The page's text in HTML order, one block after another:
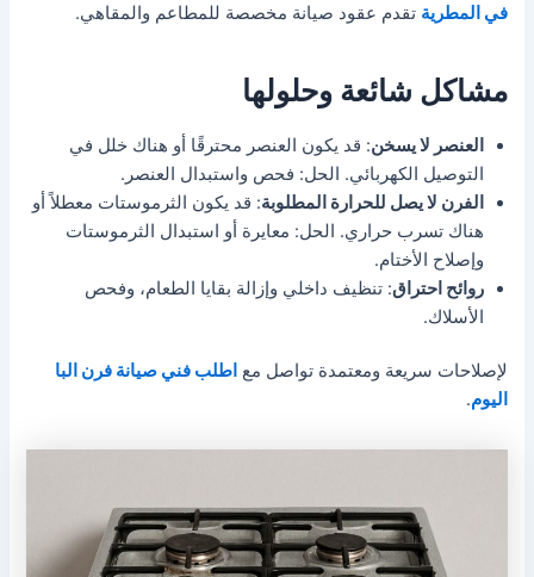
في المطرية تقدم عقود صيانة مخصصة للمطاعم والمقاهي.
مشاكل شائعة وحلولها
العنصر لا يسخن: قد يكون العنصر محترقًا أو هناك خلل في
التوصيل الكهربائي. الحل: فحص واستبدال العنصر.
الفرن لا يصل للحرارة المطلوبة: قد يكون الثرموستات معطلاً أو
هناك تسرب حراري. الحل: معايرة أو استبدال الثرموستات
وإصلاح الأختام.
روائح احتراق: تنظيف داخلي وإزالة بقايا الطعام، وفحص
الأسلاك.
لإصلاحات سريعة ومعتمدة تواصل مع اطلب فني صيانة فرن البا
اليوم.